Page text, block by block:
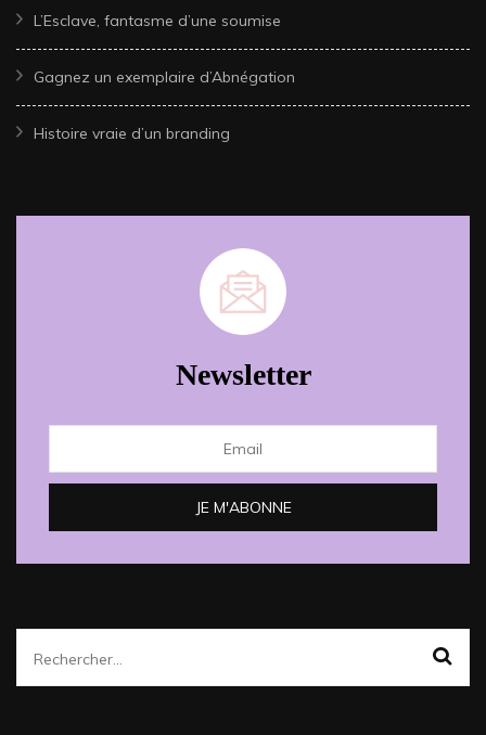
L’Esclave, fantasme d’une soumise
Gagnez un exemplaire d’Abnégation
Histoire vraie d’un branding
Newsletter
Rechercher :